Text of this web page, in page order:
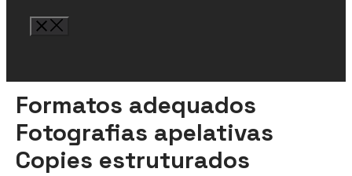
Formatos adequados
Fotografas apelativas
Copies estruturados